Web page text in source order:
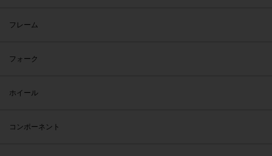
フレーム
フォーク
ホイール
コンポーネント